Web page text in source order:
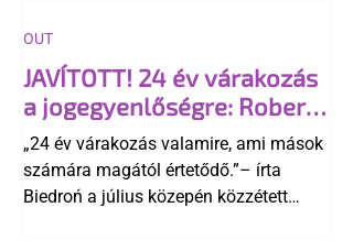
egyértelműen tiltja a házasságuk
elismerését. Közben az ellenzéken belül
is vita robbant ki arról, hogy vissza
kellene-e vonni a kormány konzervatív
alkotmánymódosítását
JAVÍTOTT! 24 év várakozás
a jogegyenlőségre: Robert
Biedroń megindító üzenete
a lengyel bejegyzett
élettársi kapcsolatokért
„24 év várakozás valamire, ami mások
számára magától értetődő.”– írta
Biedroń a július közepén közzétett
OUT